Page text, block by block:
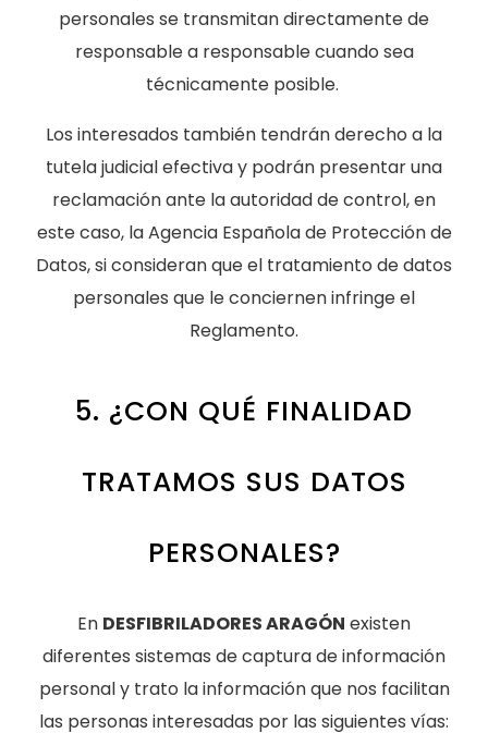
personales se transmitan directamente de
responsable a responsable cuando sea
técnicamente posible.
Los interesados también tendrán derecho a la
tutela judicial efectiva y podrán presentar una
reclamación ante la autoridad de control, en
este caso, la Agencia Española de Protección de
Datos, si consideran que el tratamiento de datos
personales que le conciernen infringe el
Reglamento.
5. ¿CON QUÉ FINALIDAD
TRATAMOS SUS DATOS
PERSONALES?
En DESFIBRILADORES ARAGÓN existen
diferentes sistemas de captura de información
personal y trato la información que nos facilitan
las personas interesadas por las siguientes vías: